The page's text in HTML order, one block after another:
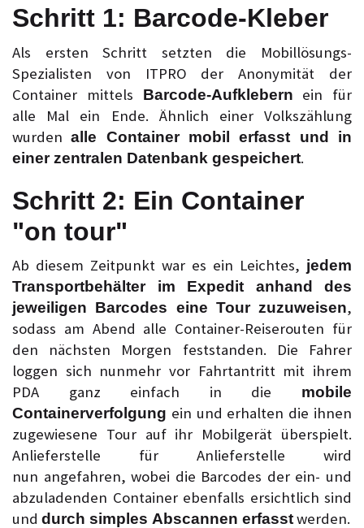
Schritt 1: Barcode-Kleber
Als ersten Schritt setzten die Mobillösungs-
Spezialisten von ITPRO der Anonymität der
Container mittels
Barcode-Aufklebern ein für
alle Mal ein Ende. Ähnlich einer Volkszählung
wurdenalle Container mobil erfasst und in
einer zentralen Datenbank gespeichert.
Schritt 2: Ein Container
"on tour"
Ab diesem Zeitpunkt war es ein Leichtes, jedem
Transportbehälter im Expedit anhand des
jeweiligen Barcodes eine Tour zuzuweisen,
sodass am Abend alle Container-Reiserouten für
den nächsten Morgen feststanden. Die Fahrer
loggen sich nunmehr vor Fahrtantritt mit ihrem
PDA ganz einfach in die mobile
Containerverfolgung ein und erhalten die ihnen
zugewiesene Tour auf ihr Mobilgerät überspielt.
Anlieferstelle für Anlieferstelle wird
nun angefahren, wobei die Barcodes der ein- und
abzuladenden Container ebenfalls ersichtlich sind
und durch simples Abscannen erfasstwerden.